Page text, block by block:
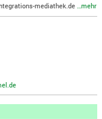
mediathek.de…mehr